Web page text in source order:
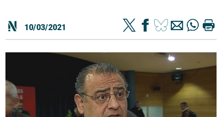
10/03/2021